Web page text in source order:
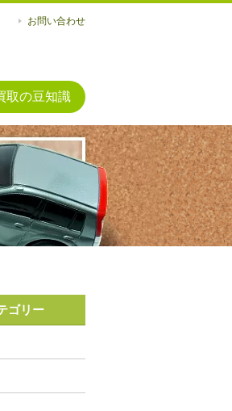
お問い合わせ
取の豆知識
ゴリー